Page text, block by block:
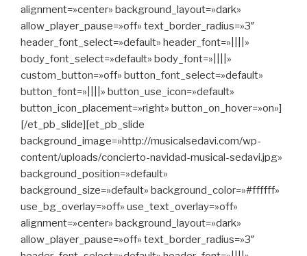
alignment=»center» background_layout=»dark»
allow_player_pause=»off» text_border_radius=»3″
header_font_select=»default» header_font=»||||»
body_font_select=»default» body_font=»||||»
custom_button=»off» button_font_select=»default»
button_font=»||||» button_use_icon=»default»
button_icon_placement=»right» button_on_hover=»on»]
[/et_pb_slide][et_pb_slide
background_image=»http://musicalsedavi.com/wp-
content/uploads/concierto-navidad-musical-sedavi.jpg»
background_position=»default»
background_size=»default» background_color=»#ffffff»
use_bg_overlay=»off» use_text_overlay=»off»
alignment=»center» background_layout=»dark»
allow_player_pause=»off» text_border_radius=»3″